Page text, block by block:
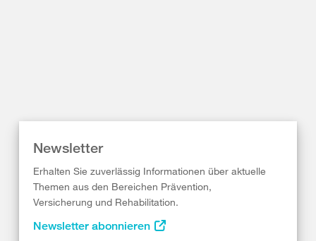
Newsletter
Erhalten Sie zuverlässig Informationen über aktuelle
Themen aus den Bereichen Prävention,
Versicherung und Rehabilitation.
Newsletter abonnieren